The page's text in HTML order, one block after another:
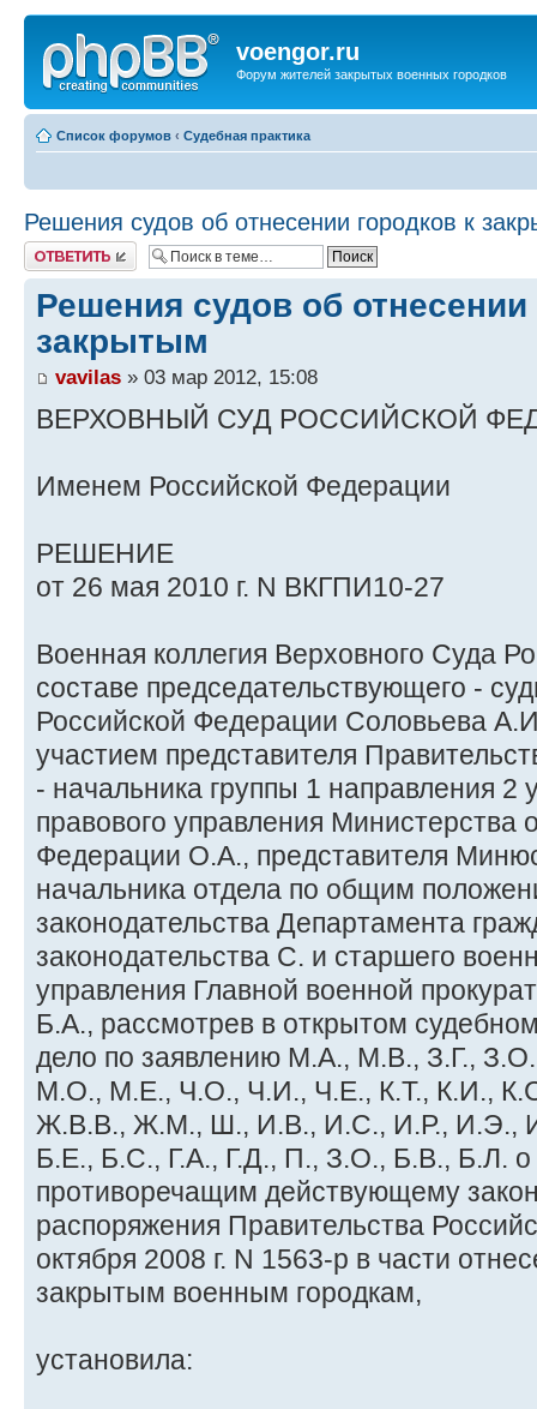
voengor.ru
Форум жителей закрытых военных городков
Список форумов ‹ Судебная практика
Решения судов об отнесении городков к
Ответить
Решения судов об отнесении
закрытым
vavilas » 03 мар 2012, 15:08
ВЕРХОВНЫЙ СУД РОССИЙСКОЙ
Именем Российской Федерации
РЕШЕНИЕ
от 26 мая 2010 г. N ВКГПИ10-27
Военная коллегия Верховного Суда
составе председательствующего -
Российской Федерации Соловьева
участием представителя
- начальника группы 1 направления 2
правового управления Министерства
Федерации О.А., представителя
начальника отдела по общим
законодательства Департамента
законодательства С. и старшего
управления Главной военной
Б.А., рассмотрев в открытом
дело по заявлению М.А., М.В., З.Г.,
М.О., М.Е., Ч.О., Ч.И., Ч.Е., К.Т., К.И.,
Ж.В.В., Ж.М., Ш., И.В., И.С., И.Р., И.Э.,
Б.Е., Б.С., Г.А., Г.Д., П., З.О., Б.В., Б.Л. о
противоречащим действующему
распоряжения Правительства
октября 2008 г. N 1563-р в части
закрытым военным городкам,
установила: